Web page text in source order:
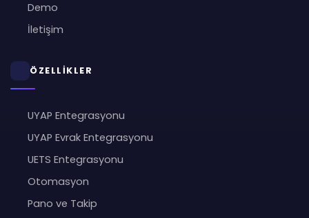
Demo
İletişim
ÖZELLİKLER
UYAP Entegrasyonu
UYAP Evrak Entegrasyonu
UETS Entegrasyonu
Otomasyon
Pano ve Takip